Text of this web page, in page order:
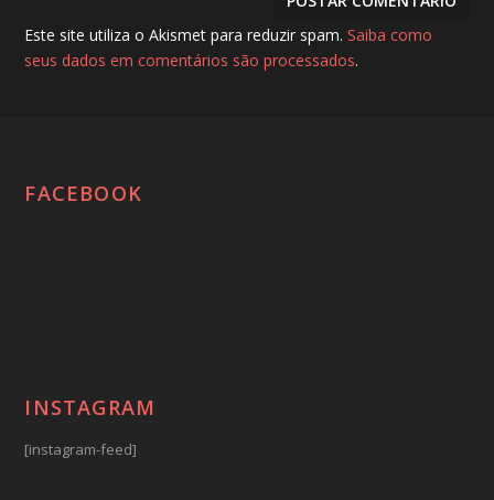
Este site utiliza o Akismet para reduzir spam.Saiba como
seus dados em comentários são processados.
FACEBOOK
INSTAGRAM
[instagram-feed]